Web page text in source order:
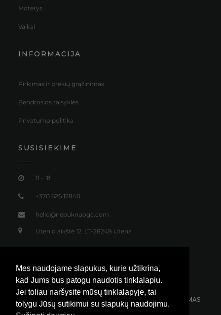
Moterys
Vaikai
INFORMACIJA
Pirkimas ir prekių grąžinimas
Bendrosios taisyklės
Privatumo politika
SUSISIEKIME
11 - 18
+370 626 12840
hello@nebuknuoga.com
Utenio aikštė 12, LT-28248 Utena
NEMOKAMAS SIUNTIMAS 30 DIENŲ GRĄŽINIMAS
Mes naudojame slapukus, kurie užtikrina,
kad Jums bus patogu naudotis tinklalapiu.
Jei toliau naršysite mūsų tinklalapyje, tai
tolygu Jūsų sutikimui su slapukų naudojimu.